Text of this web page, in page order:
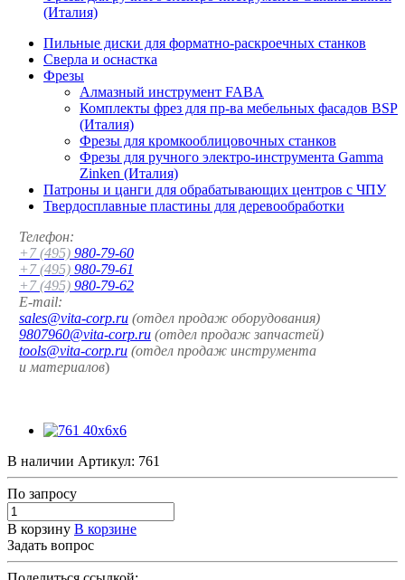
(Италия)
Пильные диски для форматно-раскроечных станков
Сверла и оснастка
Фрезы
Алмазный инструмент FABA
Комплекты фрез для пр-ва мебельных фасадов BSP
(Италия)
Фрезы для кромкооблицовочных станков
Фрезы для ручного электро-инструмента Gamma
Zinken (Италия)
Патроны и цанги для обрабатывающих центров с ЧПУ
Твердосплавные пластины для деревообработки
Телефон:
+7 (495) 980-79-60
+7 (495) 980-79-61
+7 (495) 980-79-62
E-mail:
sales@vita-corp.ru (отдел продаж оборудования)
9807960@vita-corp.ru (отдел продаж запчастей)
tools@vita-corp.ru (отдел продаж инструмента
и материалов)
В наличии Артикул: 761
По запросу
В корзину В корзине
Задать вопрос